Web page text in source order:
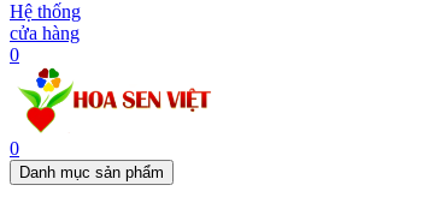
Hệ thống
cửa hàng
0
0
Danh mục sản phẩm